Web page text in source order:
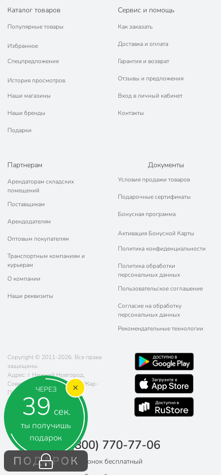
ЧЕРЕЗ
39 сек.
ты получишь
подарок
ПОДАРОК
Каталог товаров
Популярные товары
Избранное
Спецпредложения
История просмотров
Наши магазины
Наши бренды
Подарки
Сервис и помощь
Как заказать
Доставка и оплата
Гарантия и возврат
Отзывы и предложения
Вход в личный кабинет
Контакты
Партнерам
Арендаторам складских
помещений
Поставщикам
Арендодателям
Оптовым покупателям
Транспортным компаниям и
курьерам
О компании
Наши реквизиты
Документы
Условия продажи товаров
Подарочные сертификаты
Бонусная программа
Активация Бонусной Карты
Политика конфиденциальности
Политика обработки
персональных данных
Пользовательское соглашение
Согласие на обработку
персональных данных
Рекомендательные технологии
Copyright © 2011-2026. Все права
защищены.
Адрес: г. Нижний Новгород,
Советская площадь 5, ТРЦ "Жар-
Птица"
Телефон:8 (800) 770-77-06
Почта:
sales@poryadok.ru
8 (800) 770-77-06
Звонок бесплатный